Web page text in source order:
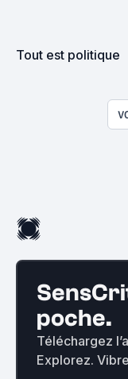
Tout est politique
poche.
Téléchargez
Explorez.